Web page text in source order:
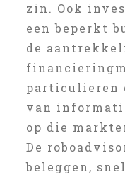
zin. Ook
een beperkt
de
particulieren
van
op die
De
beleggen,